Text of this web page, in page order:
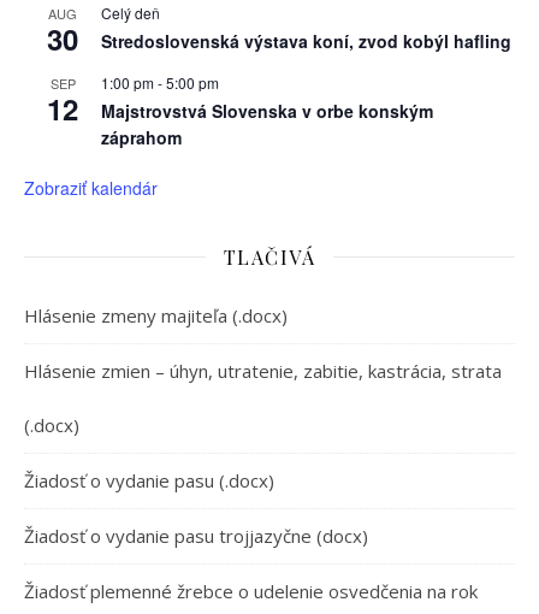
AUG
30
Celý deň
Stredoslovenská výstava koní, zvod kobýl hafling
SEP
12
1:00 pm-5:00 pm
Majstrovstvá Slovenska v orbe konským
záprahom
Zobraziť kalendár
TLAČIVÁ
Hlásenie zmeny majiteľa (.docx)
Hlásenie zmien – úhyn, utratenie, zabitie, kastrácia, strata
(.docx)
Žiadosť o vydanie pasu (.docx)
Žiadosť o vydanie pasu trojjazyčne (docx)
Žiadosť plemenné žrebce o udelenie osvedčenia na rok